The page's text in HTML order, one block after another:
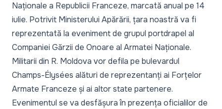
Naționale a Republicii Franceze, marcată anual pe 14
iulie. Potrivit Ministerului Apărării, țara noastră va fi
reprezentată la eveniment de grupul portdrapel al
Companiei Gărzii de Onoare al Armatei Naționale.
Militarii din R. Moldova vor defila pe bulevardul
Champs-Élysées alături de reprezentanți ai Forțelor
Armate Franceze și ai altor state partenere.
Evenimentul se va desfășura în prezența oficialilor de